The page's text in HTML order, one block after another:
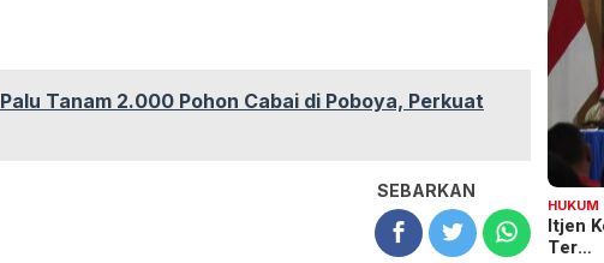
Tanam 2.000 Pohon Cabai di Poboya, Perkuat
SEBARKAN
HUKUM
Itjen
Ter…